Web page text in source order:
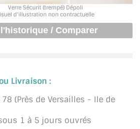
Verre Sécurit (trempé) Dépoli
d'illustration non contractuelle
Livraison :
(Près de Versailles - Ile de
1 à 5 jours ouvrés